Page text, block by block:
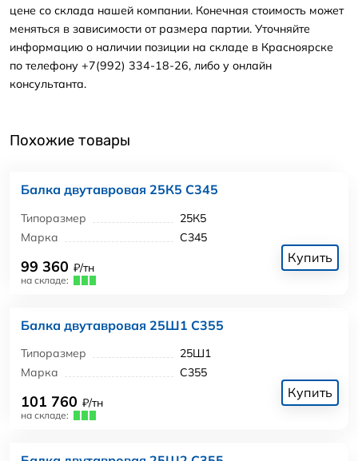
цене со склада нашей компании. Конечная стоимость может
меняться в зависимости от размера партии. Уточняйте
информацию о наличии позиции на складе в Красноярске
по телефону +7(992) 334-18-26, либо у онлайн
консультанта.
Похожие товары
Балка двутавровая 25К5 С345
Типоразмер
25К5
Марка
С345
99 360 ₽/тн
на складе:
Купить
Балка двутавровая 25Ш1 С355
Типоразмер
25Ш1
Марка
С355
101 760 ₽/тн
на складе:
Купить